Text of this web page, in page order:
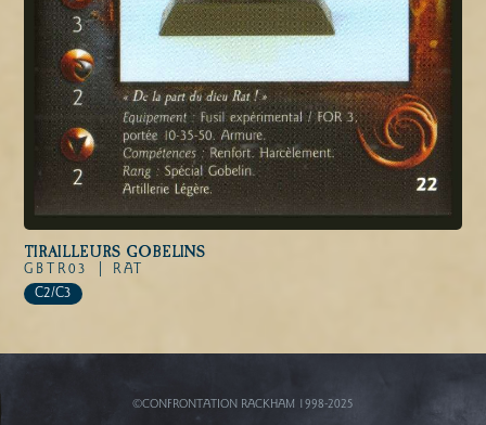
TIRAILLEURS GOBELINS
GBTR03 |
RAT
C2/C3
©CONFRONTATION RACKHAM 1998-2025